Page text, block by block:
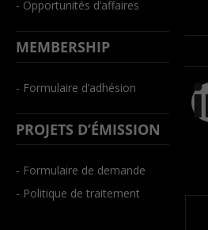
- Opportunités d’affaires
MEMBERSHIP
- Formulaire d’adhésion
PROJETS D’ÉMISSION
- Formulaire de demande
- Politique de traitement